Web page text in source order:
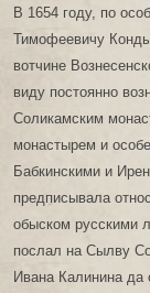
В 1654 году, по
Тимофеевичу
вотчине
виду постоянно
Соликамским
монастырем и
Бабкинскими и
предписывала
обыском русскими
послал на Сылву
Ивана Калинина